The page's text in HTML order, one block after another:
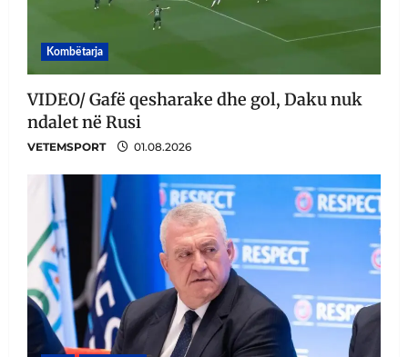
Kombëtarja
VIDEO/ Gafë qesharake dhe gol, Daku nuk
ndalet në Rusi
VETEMSPORT 01.08.2026